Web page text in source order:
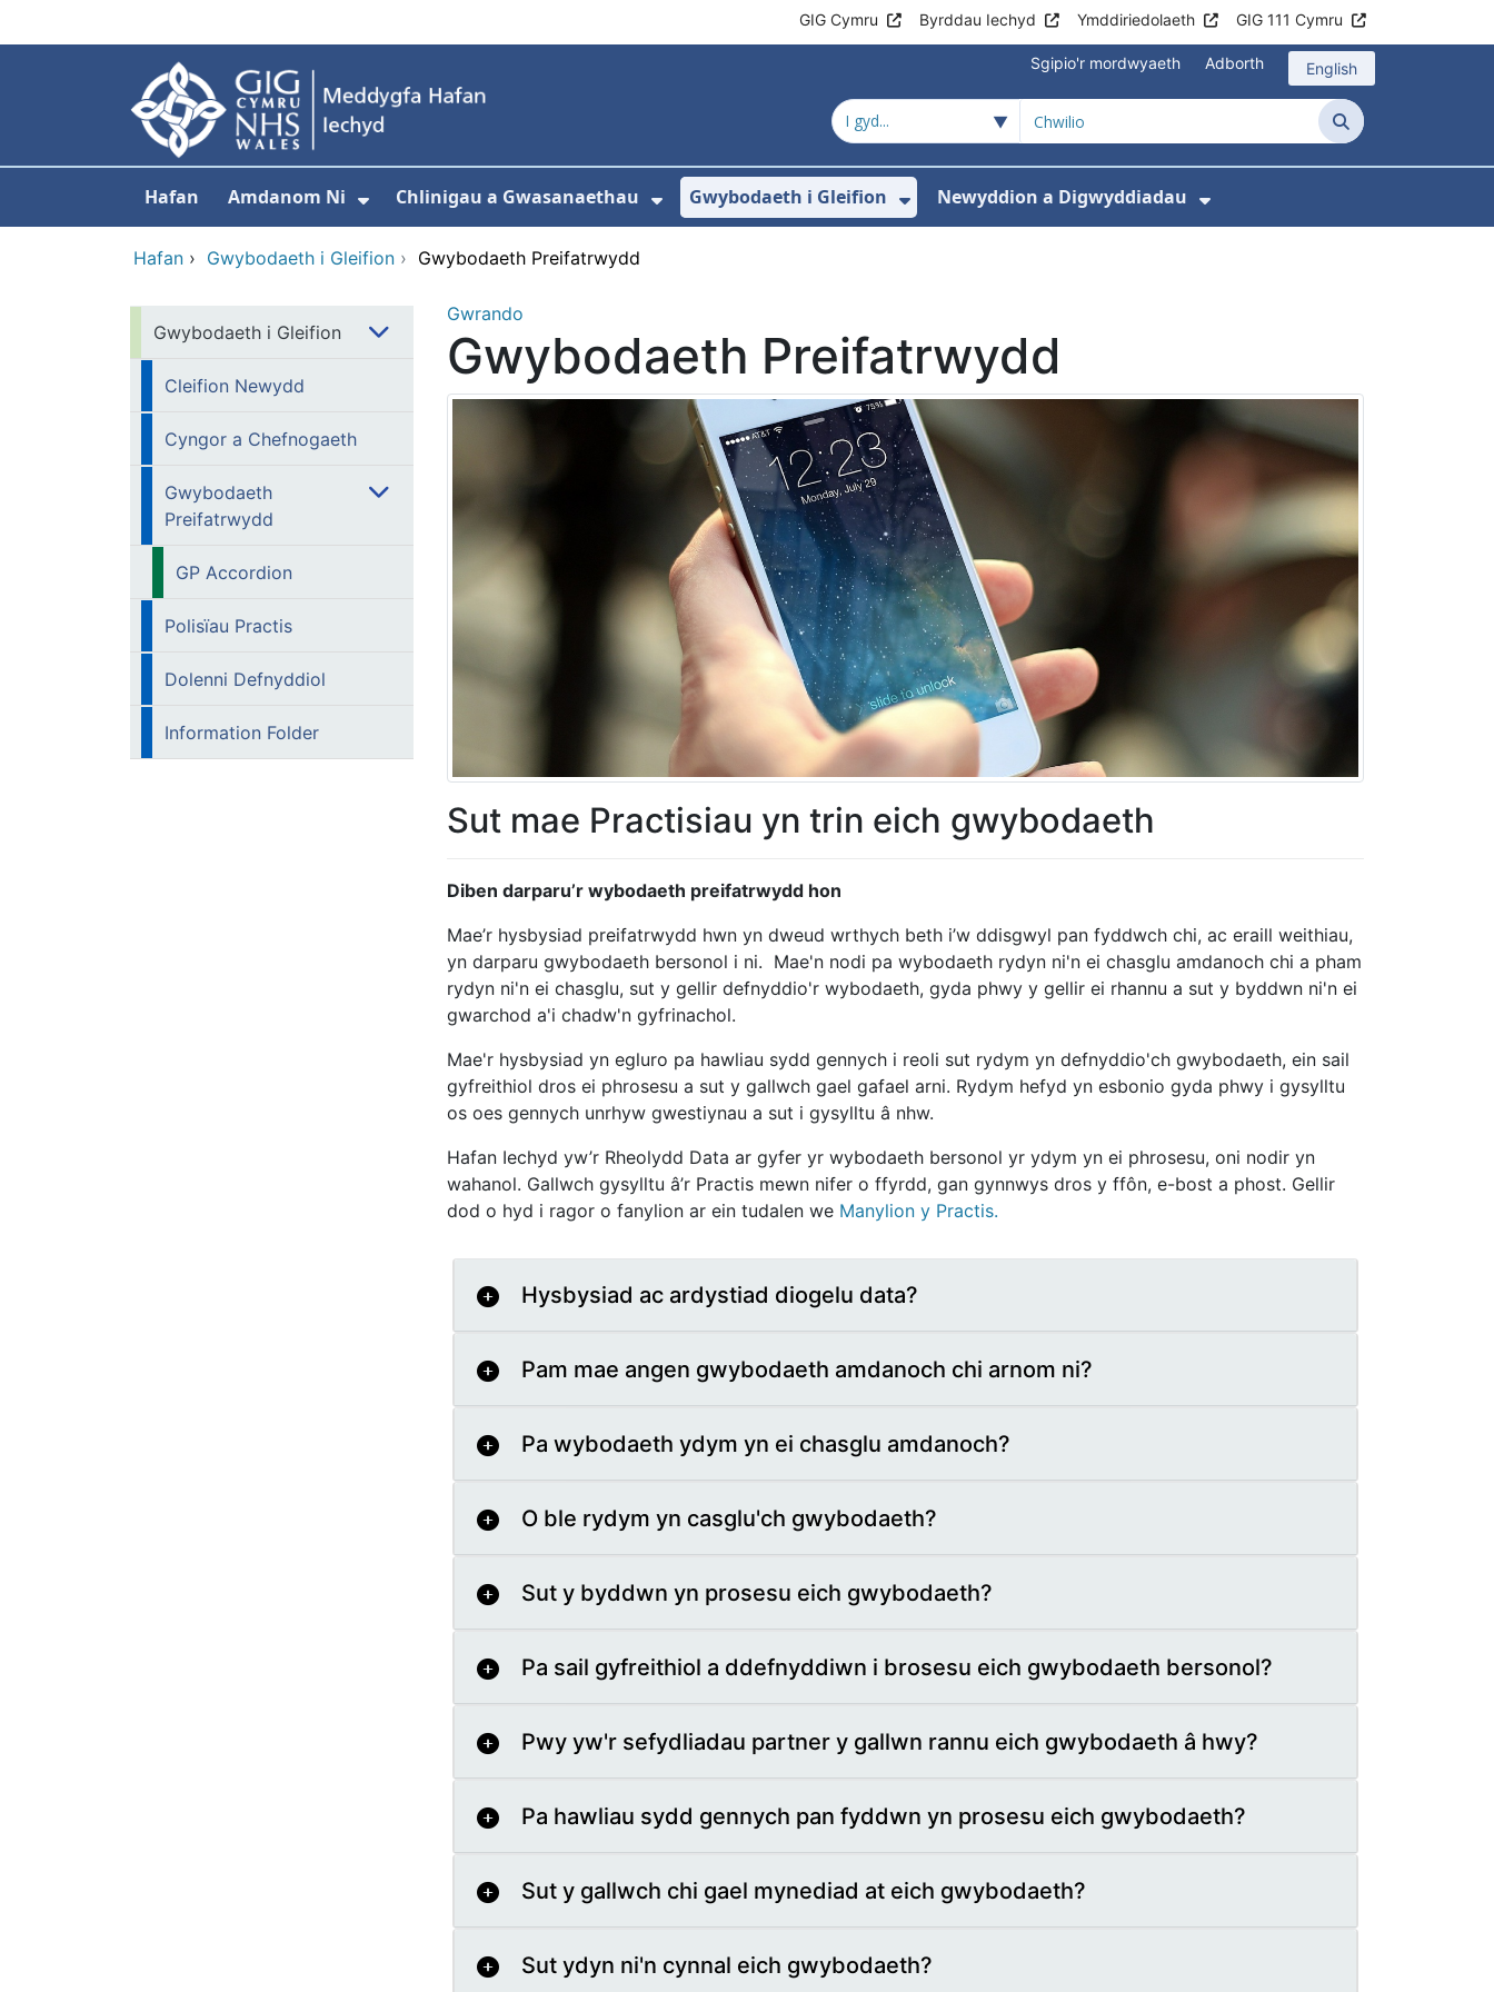
GIG Cymru Byrddau Iechyd Ymddiriedolaeth GIG 111 Cymru
Sgipio'r mordwyaeth Adborth English
Chwilio
Hafan Amdanom Ni
Dangos isddewislen ar gyfer Amdanom Ni
Chlinigau a Gwasanaethau
Dangos isddewislen ar gyfer Chlinigau a Gwasanaethau
Gwybodaeth i Gleifion
Dangos isddewislen ar gyfer Gwybodaeth i Gleifion
Newyddion a Digwyddiadau
Dangos isddewislen ar
Hafan › Gwybodaeth i Gleifion › Gwybodaeth Preifatrwydd
Gwybodaeth i Gleifion
Cleifion Newydd
Cyngor a Chefnogaeth
Gwybodaeth
Preifatrwydd
GP Accordion
Polisïau Practis
Dolenni Defnyddiol
Information Folder
Gwrando
Gwybodaeth Preifatrwydd
Sut mae Practisiau yn trin eich gwybodaeth
Diben darparu’r wybodaeth preifatrwydd hon
Mae’r hysbysiad preifatrwydd hwn yn dweud wrthych beth i’w ddisgwyl pan fyddwch chi, ac eraill weithiau,
yn darparu gwybodaeth bersonol i ni. Mae'n nodi pa wybodaeth rydyn ni'n ei chasglu amdanoch chi a pham
rydyn ni'n ei chasglu, sut y gellir defnyddio'r wybodaeth, gyda phwy y gellir ei rhannu a sut y byddwn ni'n ei
gwarchod a'i chadw'n gyfrinachol.
Mae'r hysbysiad yn egluro pa hawliau sydd gennych i reoli sut rydym yn defnyddio'ch gwybodaeth, ein sail
gyfreithiol dros ei phrosesu a sut y gallwch gael gafael arni. Rydym hefyd yn esbonio gyda phwy i gysylltu
os oes gennych unrhyw gwestiynau a sut i gysylltu â nhw.
Hafan Iechyd yw’r Rheolydd Data ar gyfer yr wybodaeth bersonol yr ydym yn ei phrosesu, oni nodir yn
wahanol. Gallwch gysylltu â’r Practis mewn nifer o ffyrdd, gan gynnwys dros y ffôn, e-bost a phost. Gellir
dod o hyd i ragor o fanylion ar ein tudalen we Manylion y Practis.
Hysbysiad ac ardystiad diogelu data?
Pam mae angen gwybodaeth amdanoch chi arnom ni?
Pa wybodaeth ydym yn ei chasglu amdanoch?
O ble rydym yn casglu'ch gwybodaeth?
Sut y byddwn yn prosesu eich gwybodaeth?
Pa sail gyfreithiol a ddefnyddiwn i brosesu eich gwybodaeth bersonol?
Pwy yw'r sefydliadau partner y gallwn rannu eich gwybodaeth â hwy?
Pa hawliau sydd gennych pan fyddwn yn prosesu eich gwybodaeth?
Sut y gallwch chi gael mynediad at eich gwybodaeth?
Sut ydyn ni'n cynnal eich gwybodaeth?